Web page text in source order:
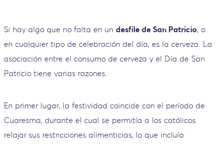
Si hay algo que no falta en un desfile de San Patricio, o
en cualquier tipo de celebración del día, es la cerveza. La
asociación entre el consumo de cerveza y el Día de San
Patricio tiene varias razones.
En primer lugar, la festividad coincide con el período de
Cuaresma, durante el cual se permitía a los católicos
relajar sus restricciones alimenticias, lo que incluía